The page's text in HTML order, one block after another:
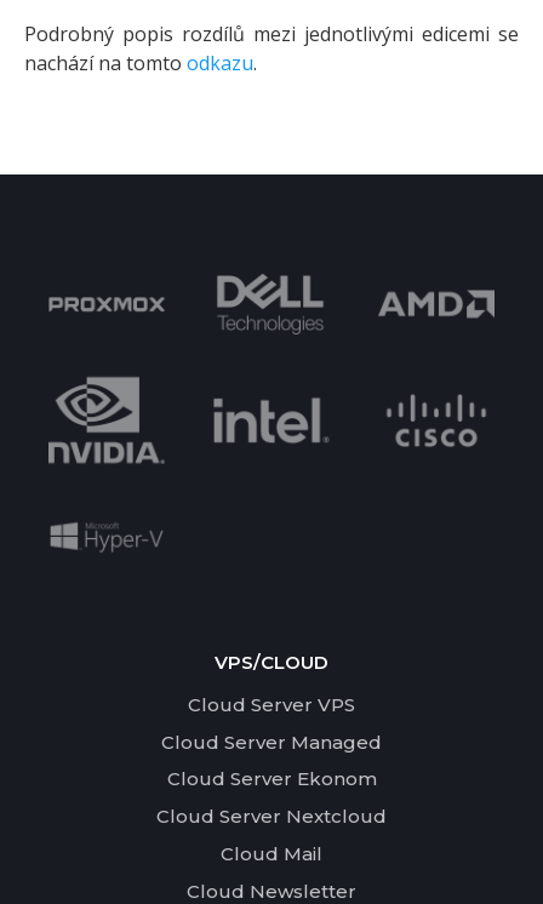
Podrobný popis rozdílů mezi jednotlivými edicemi se
nachází na tomto odkazu.
VPS/CLOUD
Cloud Server VPS
Cloud Server Managed
Cloud Server Ekonom
Cloud Server Nextcloud
Cloud Mail
Cloud Newsletter